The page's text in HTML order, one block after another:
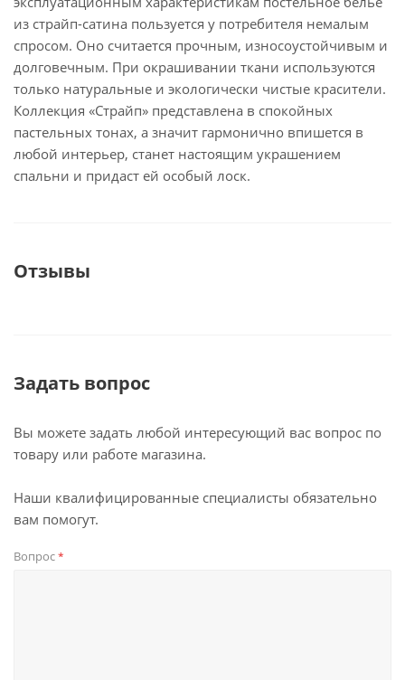
из страйп-сатина пользуется у потребителя немалым
спросом. Оно считается прочным, износоустойчивым и
долговечным. При окрашивании ткани используются
только натуральные и экологически чистые красители.
Коллекция «Страйп» представлена в спокойных
пастельных тонах, а значит гармонично впишется в
любой интерьер, станет настоящим украшением
спальни и придаст ей особый лоск.
Отзывы
Задать вопрос
Вы можете задать любой интересующий вас вопрос по
товару или работе магазина.
Наши квалифицированные специалисты обязательно
вам помогут.
Вопрос*